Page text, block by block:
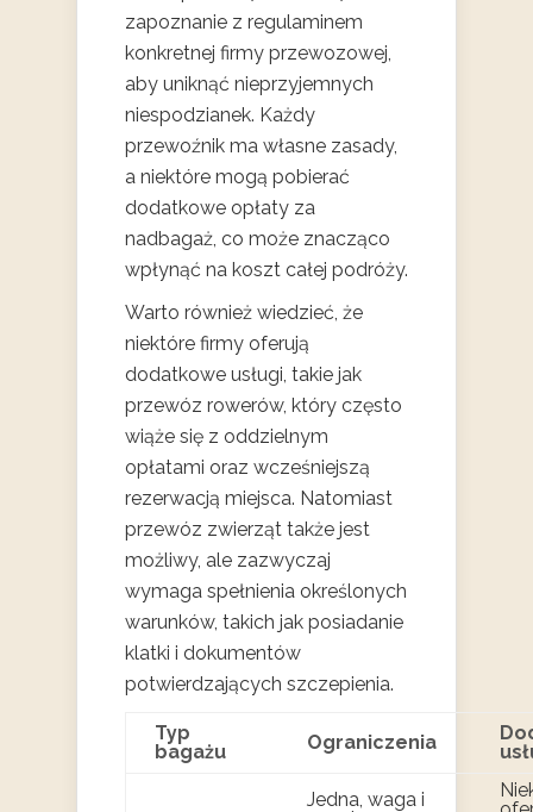
zapoznanie z regulaminem
konkretnej firmy przewozowej,
aby uniknąć nieprzyjemnych
niespodzianek. Każdy
przewoźnik ma własne zasady,
a niektóre mogą pobierać
dodatkowe opłaty za
nadbagaż, co może znacząco
wpłynąć na koszt całej podróży.
Warto również wiedzieć, że
niektóre firmy oferują
dodatkowe usługi, takie jak
przewóz rowerów, który często
wiąże się z oddzielnym
opłatami oraz wcześniejszą
rezerwacją miejsca. Natomiast
przewóz zwierząt także jest
możliwy, ale zazwyczaj
wymaga spełnienia określonych
warunków, takich jak posiadanie
klatki i dokumentów
potwierdzających szczepienia.
Typ
bagażu
Ograniczenia
Jedna, waga i